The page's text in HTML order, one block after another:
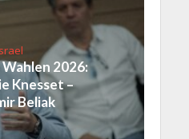
2026:
Knesset –
Beliak